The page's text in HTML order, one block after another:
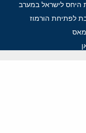
היחס לישראל במערב
לפתיחת הורמוז